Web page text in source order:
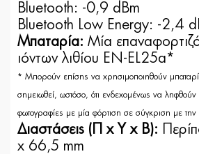
Bluetooth: -0,9 dBm
Bluetooth Low Energy: -2,4
Μπαταρία: Μία
ιόντων λιθίου EN-EL25a*
* Μπορούν επίσης να χρησιμοποιηθούν
σημειωθεί, ωστόσο, ότι ενδεχομένως να ληφθούν
φωτογραφίες με μία φόρτιση σε σύγκριση με την
Διαστάσεις (Π x Y x Β):
x 66,5 mm